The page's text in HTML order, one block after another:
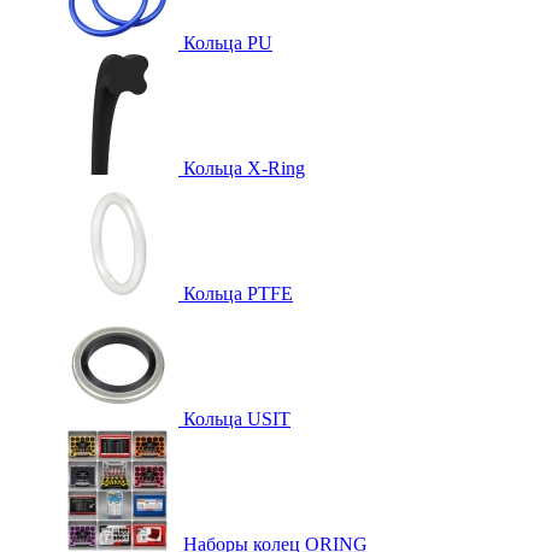
Кольца PU
Кольца X-Ring
Кольца PTFE
Кольца USIT
Наборы колец ORING